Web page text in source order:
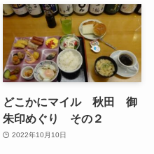
どこかにマイル 秋田 御
朱印めぐり その２
2022年10月10日